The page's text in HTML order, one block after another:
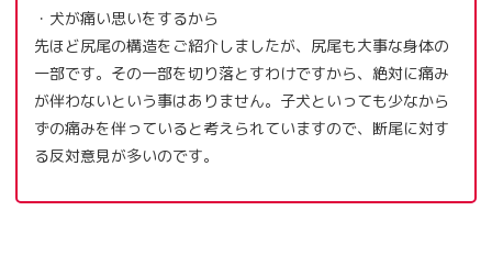
・犬が痛い思いをするから
先ほど尻尾の構造をご紹介しましたが、尻尾も大事な身体の
一部です。その一部を切り落とすわけですから、絶対に痛み
が伴わないという事はありません。子犬といっても少なから
ずの痛みを伴っていると考えられていますので、断尾に対す
る反対意見が多いのです。